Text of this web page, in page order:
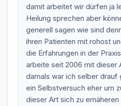
damit arbeitet wir dürfen ja
Heilung sprechen aber
generell sagen wie sind
ihren Patienten mit rohost
die Erfahrungen in der
arbeite seit 2006 mit dieser
damals war ich selber drauf
ein Selbstversuch eher um
dieser Art sich zu